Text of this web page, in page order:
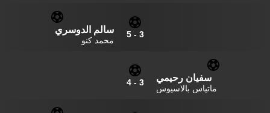
3
-
5 سالم الدوسري
محمد كنو
سفيان رحيمي
ماتياس بالاسيوس
3
-
4